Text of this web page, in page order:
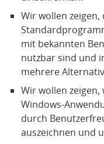
Wir wollen
mit bekannten
nutzbar sind und
mehrere
Wir wollen
Windows-
durch
auszeichnen und